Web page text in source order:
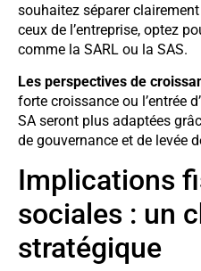
souhaitez séparer
ceux de l’entreprise, optez
comme la SARL ou la SAS.
Les perspectives de
forte croissance ou l’entrée
SA seront plus adaptées
de gouvernance et de levée
Implications
sociales : un
stratégique